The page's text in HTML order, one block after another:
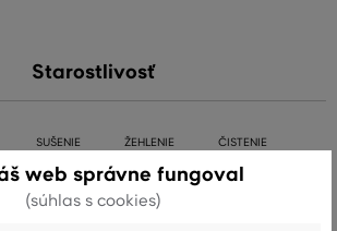
Starostlivosť
SUŠENIE ŽEHLENIE ČISTENIE
web správne fungoval
(súhlas s cookies)